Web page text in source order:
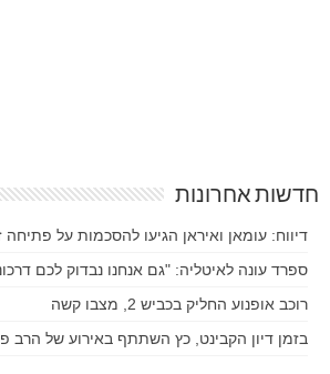
חדשות אחרונות
דיווח: עומאן ואיראן הגיעו להסכמות על
ספרד עונה לאיטליה: "גם אנחנו נבדוק לכם
רוכב אופנוע החליק בכביש 2, מצבו קשה
בזמן דיון הקבינט, כץ השתתף באירוע של הרב